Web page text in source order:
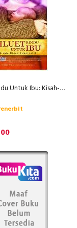
Siluet Rindu Untuk Ibu: Kisah-Kisah Inspiratif